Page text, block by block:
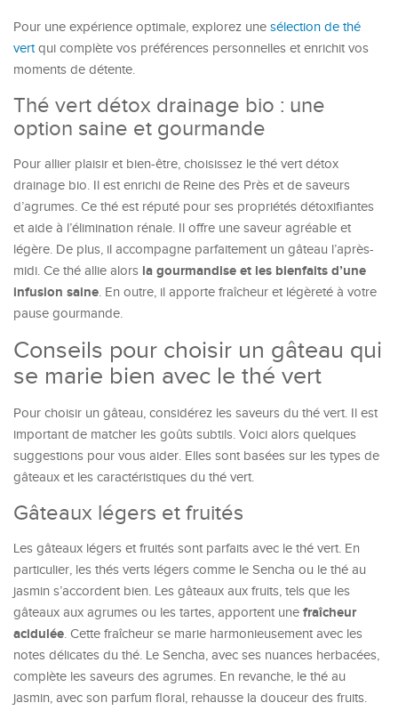
Pour une expérience optimale, explorez une sélection de thé
vertqui complète vos préférences personnelles et enrichit vos
moments de détente.
Thé vert détox drainage bio : une
option saine et gourmande
Pour allier plaisir et bien-être, choisissez le thé vert détox
drainage bio. Il est enrichi de Reine des Près et de saveurs
d’agrumes. Ce thé est réputé pour ses propriétés détoxifiantes
et aide à l’élimination rénale. Il offre une saveur agréable et
légère. De plus, il accompagne parfaitement un gâteau l’après-
midi. Ce thé allie alors la gourmandise et les bienfaits d’une
infusion saine. En outre, il apporte fraîcheur et légèreté à votre
pause gourmande.
Conseils pour choisir un gâteau qui
se marie bien avec le thé vert
Pour choisir un gâteau, considérez les saveurs du thé vert. Il est
important de matcher les goûts subtils. Voici alors quelques
suggestions pour vous aider. Elles sont basées sur les types de
gâteaux et les caractéristiques du thé vert.
Gâteaux légers et fruités
Les gâteaux légers et fruités sont parfaits avec le thé vert. En
particulier, les thés verts légers comme le Sencha ou le thé au
jasmin s’accordent bien. Les gâteaux aux fruits, tels que les
gâteaux aux agrumes ou les tartes, apportent une fraîcheur
acidulée. Cette fraîcheur se marie harmonieusement avec les
notes délicates du thé. Le Sencha, avec ses nuances herbacées,
complète les saveurs des agrumes. En revanche, le thé au
jasmin, avec son parfum floral, rehausse la douceur des fruits.